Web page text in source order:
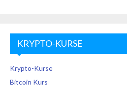
KRYPTO-KURSE
Krypto-Kurse
Bitcoin Kurs